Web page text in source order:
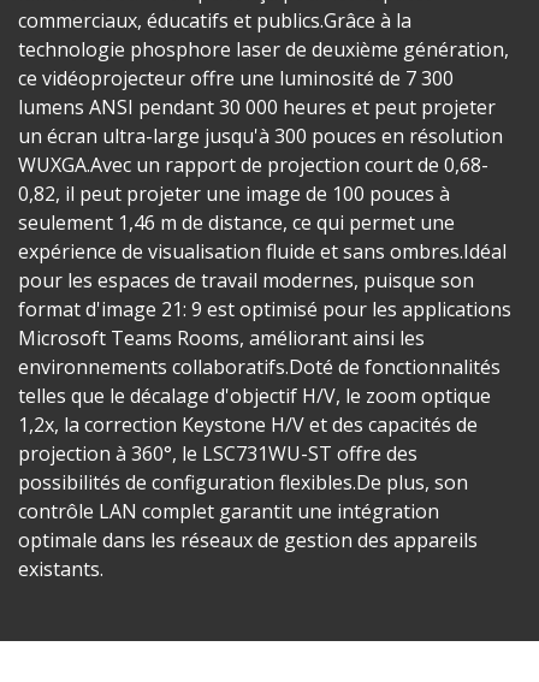
commerciaux, éducatifs et publics.Grâce à la
technologie phosphore laser de deuxième génération,
ce vidéoprojecteur offre une luminosité de 7 300
lumens ANSI pendant 30 000 heures et peut projeter
un écran ultra-large jusqu'à 300 pouces en résolution
WUXGA.Avec un rapport de projection court de 0,68-
0,82, il peut projeter une image de 100 pouces à
seulement 1,46 m de distance, ce qui permet une
expérience de visualisation fluide et sans ombres.Idéal
pour les espaces de travail modernes, puisque son
format d'image 21: 9 est optimisé pour les applications
Microsoft Teams Rooms, améliorant ainsi les
environnements collaboratifs.Doté de fonctionnalités
telles que le décalage d'objectif H/V, le zoom optique
1,2x, la correction Keystone H/V et des capacités de
projection à 360°, le LSC731WU-ST offre des
possibilités de configuration flexibles.De plus, son
contrôle LAN complet garantit une intégration
optimale dans les réseaux de gestion des appareils
existants.